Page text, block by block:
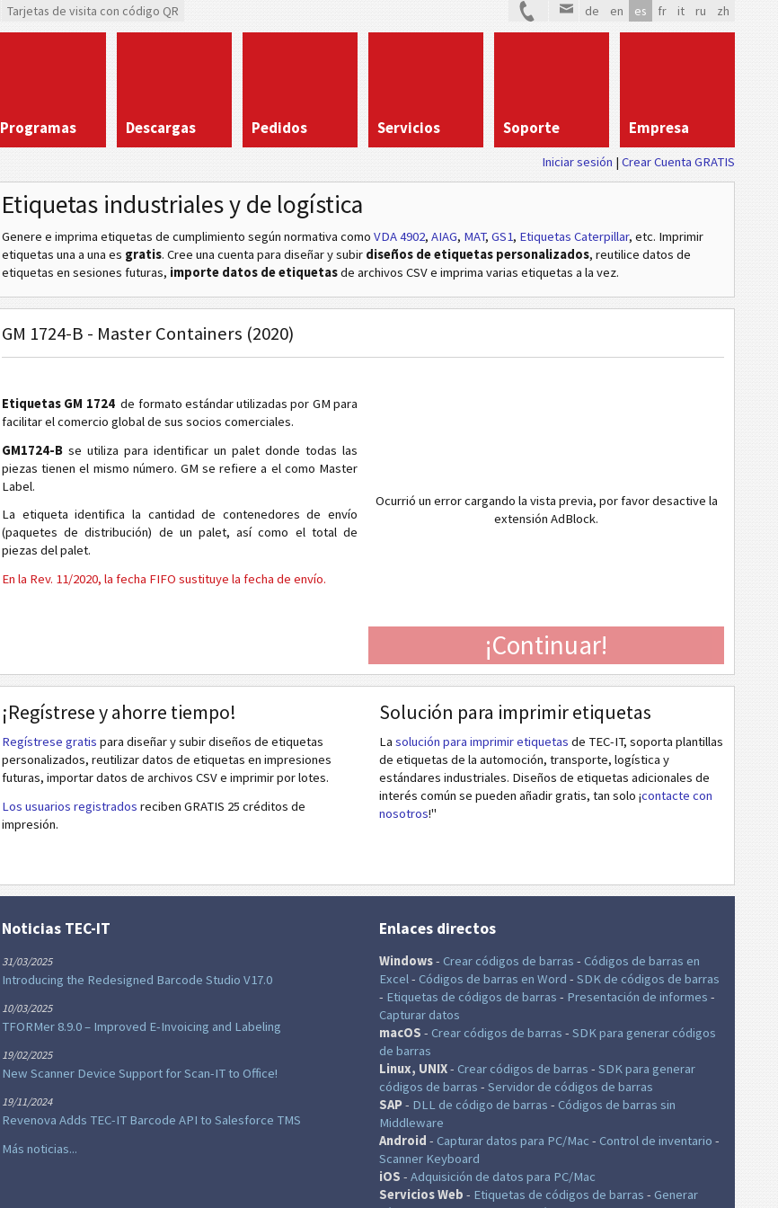
Tarjetas de visita con código QR de en es fr it ru zh
Programas Descargas Pedidos Servicios Soporte Empresa
Iniciar sesión Crear Cuenta GRATIS
Etiquetas industriales y de logística
Genere e imprima etiquetas de cumplimiento según normativa como VDA 4902, AIAG, MAT, GS1, Etiquetas Caterpillar, etc. Imprimir
etiquetas una a una es gratis. Cree una cuenta para diseñar y subir diseños de etiquetas personalizados, reutilice datos de
etiquetas en sesiones futuras, importe datos de etiquetasde archivos CSV e imprima varias etiquetas a la vez.
GM 1724-B - Master Containers (2020)
Etiquetas GM 1724 de formato estándar utilizadas por GM para
facilitar el comercio global de sus socios comerciales.
GM1724-B se utiliza para identificar un palet donde todas las
piezas tienen el mismo número. GM se refiere a el como Master
Label.
La etiqueta identifica la cantidad de contenedores de envío
(paquetes de distribución) de un palet, así como el total de
piezas del palet.
En la Rev. 11/2020, la fecha FIFO sustituye la fecha de envío.
Ocurrió un error cargando la vista previa, por favor desactive la
extensión AdBlock.
¡Continuar!
¡Regístrese y ahorre tiempo!
Regístrese gratis para diseñar y subir diseños de etiquetas
personalizados, reutilizar datos de etiquetas en impresiones
futuras, importar datos de archivos CSV e imprimir por lotes.
Los usuarios registrados reciben GRATIS 25 créditos de
impresión.
Solución para imprimir etiquetas
La solución para imprimir etiquetas de TEC-IT, soporta plantillas
de etiquetas de la automoción, transporte, logística y
estándares industriales. Diseños de etiquetas adicionales de
interés común se pueden añadir gratis, tan solo ¡contacte con
nosotros!"
Noticias TEC-IT
31/03/2025
Introducing the Redesigned Barcode Studio V17.0
10/03/2025
TFORMer 8.9.0 – Improved E-Invoicing and Labeling
19/02/2025
New Scanner Device Support for Scan-IT to Office!
19/11/2024
Revenova Adds TEC-IT Barcode API to Salesforce TMS
Más noticias...
Enlaces directos
Windows- Crear códigos de barras - Códigos de barras en
Excel- Códigos de barras en Word - SDK de códigos de barras
- Etiquetas de códigos de barras - Presentación de informes -
Capturar datos
macOS - Crear códigos de barras - SDK para generar códigos
de barras
Linux, UNIX- Crear códigos de barras - SDK para generar
códigos de barras - Servidor de códigos de barras
SAP- DLL de código de barras - Códigos de barras sin
Middleware
Android - Capturar datos para PC/Mac - Control de inventario -
Scanner Keyboard
iOS - Adquisición de datos para PC/Mac
Servicios Web - Etiquetas de códigos de barras - Generar